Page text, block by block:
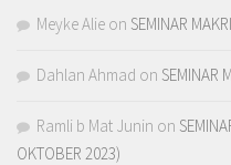
Meyke Alie on SEMINAR
Dahlan Ahmad on SEMINAR
Ramli b Mat Junin on
OKTOBER 2023)